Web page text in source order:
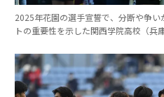
2025年花園の選手宣誓で、分断や争
トの重要性を示した関西学院高校（兵